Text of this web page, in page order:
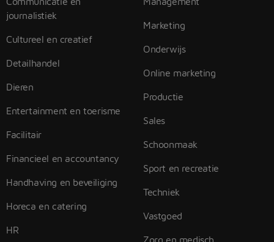
journalistiek
Cultureel en creatief
Detailhandel
Dieren
Entertainment en toerisme
Facilitair
Financieel en accountancy
Handhaving en beveiliging
Horeca en catering
HR
Marketing
Onderwijs
Online marketing
Productie
Sales
Schoonmaak
Sport en recreatie
Techniek
Vastgoed
Zorg en medisch